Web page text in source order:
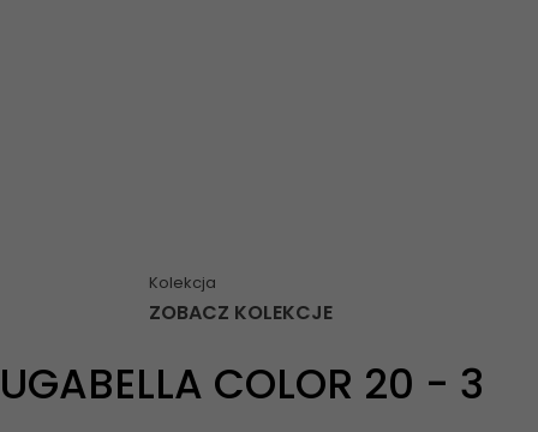
Kolekcja
ZOBACZ KOLEKCJE
COLOR 20 - 3